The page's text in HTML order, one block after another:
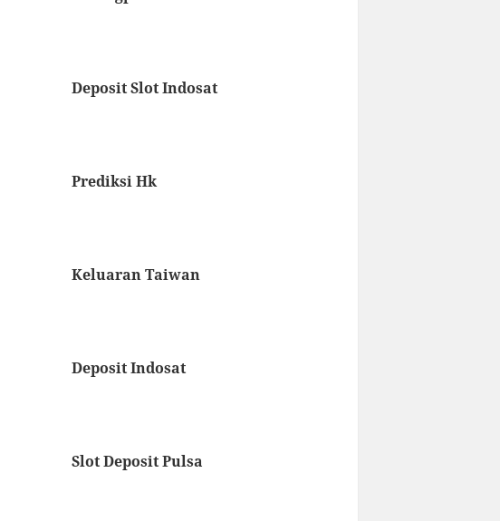
Deposit Slot Indosat
Prediksi Hk
Keluaran Taiwan
Deposit Indosat
Slot Deposit Pulsa